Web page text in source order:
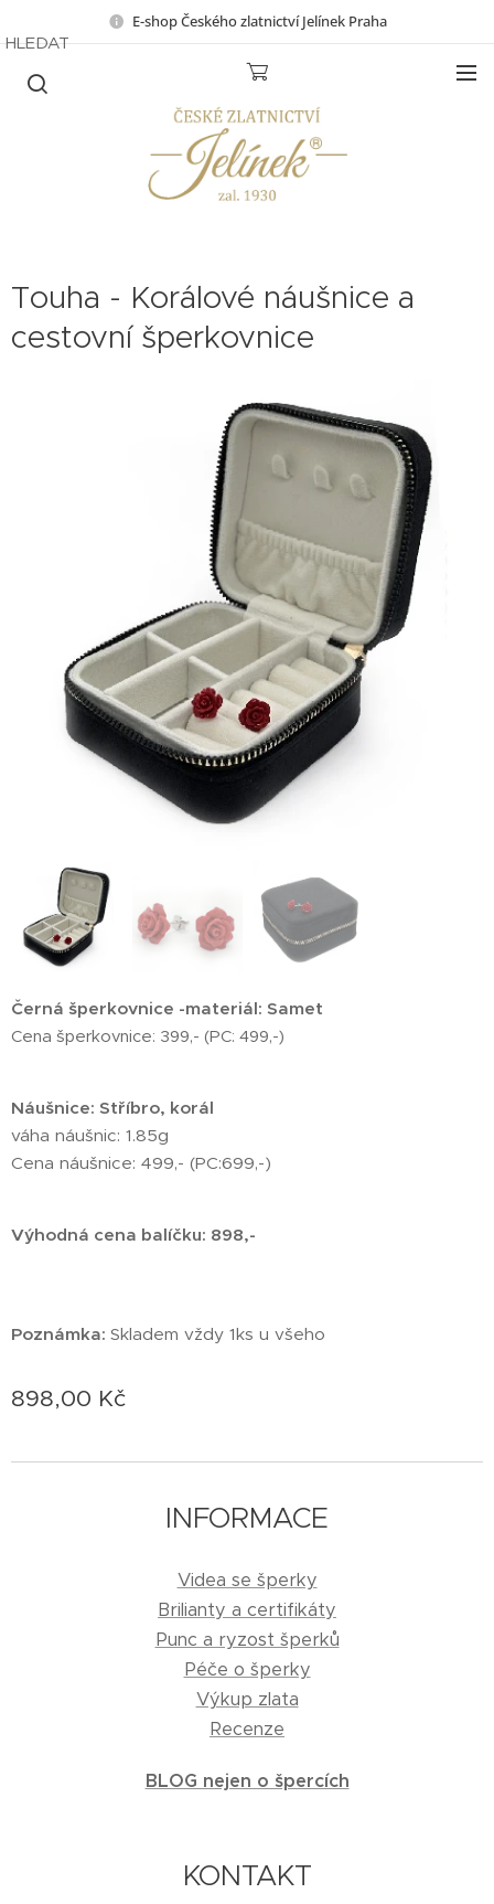
E-shop Českého zlatnictví Jelínek Praha
HLEDAT
Touha - Korálové náušnice a
cestovní šperkovnice
Černá šperkovnice -materiál: Samet
Cena šperkovnice: 399,- (PC: 499,-)
Náušnice: Stříbro, korál
váha náušnic: 1.85g
Cena náušnice: 499,- (PC:699,-)
Výhodná cena balíčku: 898,-
Poznámka: Skladem vždy 1ks u všeho
898,00 Kč
INFORMACE
Videa se šperky
Brilianty a certifikáty
Punc a ryzost šperků
Péče o šperky
Výkup zlata
Recenze
BLOG nejen o špercích
KONTAKT